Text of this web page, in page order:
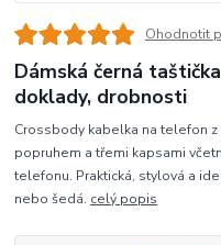
Ohodnotit
Dámská černá
doklady, drobnosti
Crossbody kabelka na telefon
popruhem a třemi kapsami
telefonu. Praktická, stylová a
nebo šedá. celý popis